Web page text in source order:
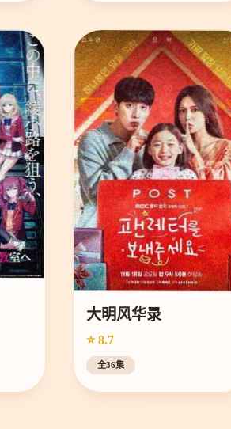
大明风华录
⭐ 8.7
全36集